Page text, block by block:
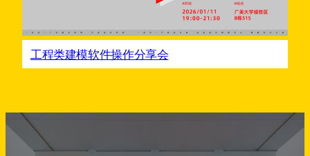
工程类建模软件操作分享会